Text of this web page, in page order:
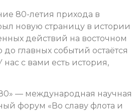
80-летия прихода в
новую страницу в истории
действий на восточном
главных событий остаётся
с вами есть история,
— международная научная
форум «Во славу флота и